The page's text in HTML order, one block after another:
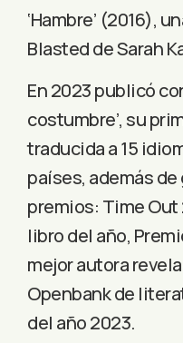
‘Hambre’ (2016),
Blasted de Sarah
En 2023 publicó
costumbre’, su
traducida a 15
países, además
premios: Time Out
libro del año,
mejor autora
Openbank de
del año 2023.